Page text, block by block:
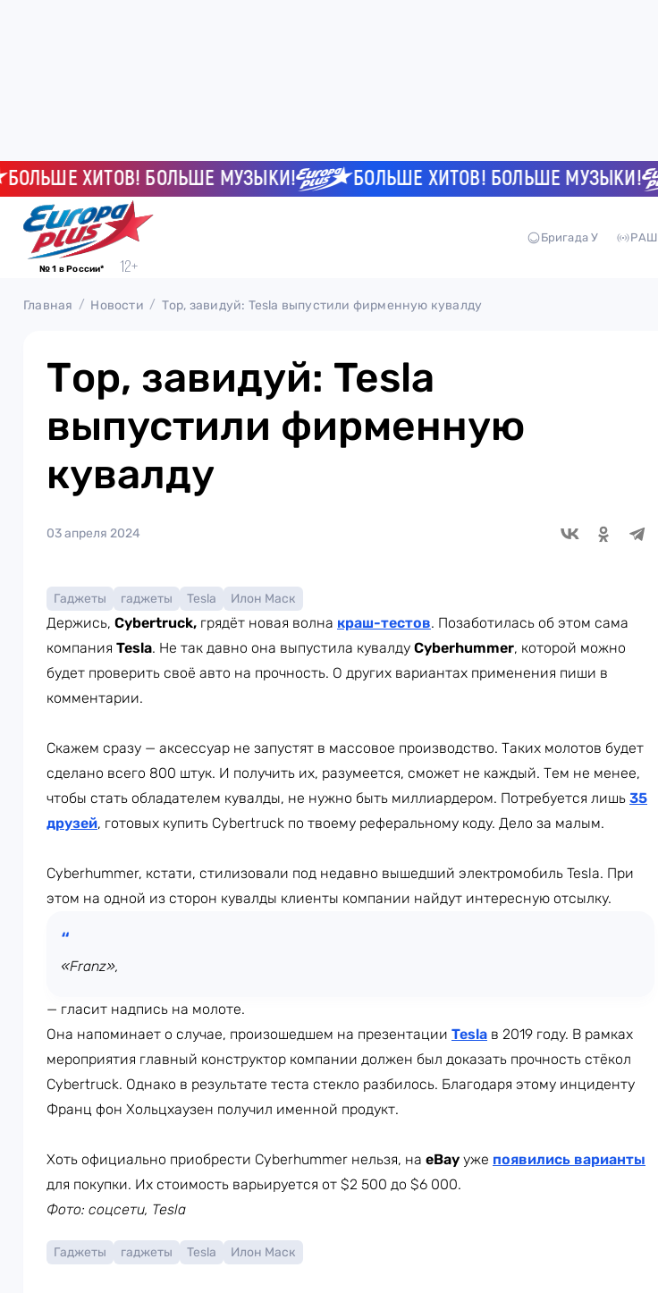
ХИТОВ! БОЛЬШЕ МУЗЫКИ! БОЛЬШЕ ХИТОВ! БОЛЬШЕ МУЗЫКИ!
№ 1 в России*
Бригада У РАШ
Главная Новости Тор, завидуй: Tesla выпустили фирменную кувалду
Тор, завидуй: Tesla
выпустили фирменную
кувалду
03 апреля 2024
Гаджеты гаджеты Tesla Илон Маск
Держись, Cybertruck, грядёт новая волна краш-тестов. Позаботилась об этом сама
компания Tesla. Не так давно она выпустила кувалду Cyberhummer, которой можно
будет проверить своё авто на прочность. О других вариантах применения пиши в
комментарии.
Скажем сразу — аксессуар не запустят в массовое производство. Таких молотов будет
сделано всего 800 штук. И получить их, разумеется, сможет не каждый. Тем не менее,
чтобы стать обладателем кувалды, не нужно быть миллиардером. Потребуется лишь 35
друзей, готовых купить Cybertruck по твоему реферальному коду. Дело за малым.
Cyberhummer, кстати, стилизовали под недавно вышедший электромобиль Tesla. При
этом на одной из сторон кувалды клиенты компании найдут интересную отсылку.
«Franz»,
— гласит надпись на молоте.
Она напоминает о случае, произошедшем на презентации Tesla в 2019 году. В рамках
мероприятия главный конструктор компании должен был доказать прочность стёкол
Cybertruck. Однако в результате теста стекло разбилось. Благодаря этому инциденту
Франц фон Хольцхаузен получил именной продукт.
Хоть официально приобрести Cyberhummer нельзя, на eBay уже появились варианты
для покупки. Их стоимость варьируется от $2 500 до $6 000.
Фото: соцсети, Tesla
Гаджеты гаджеты Tesla Илон Маск